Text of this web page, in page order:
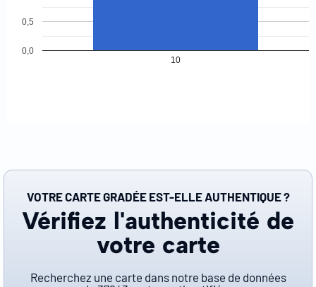
10
0,0
0,5
VOTRE CARTE GRADÉE EST-ELLE AUTHENTIQUE ?
Vérifiez l'authenticité de
votre carte
Recherchez une carte dans notre base de données